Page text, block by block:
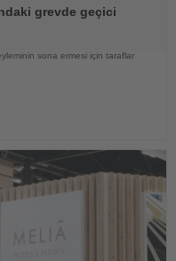
grevde geçici
sona ermesi için taraflar